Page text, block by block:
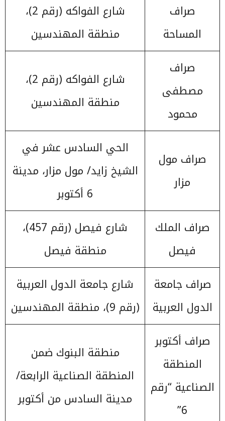
صراف
المساحة
شارع الفواكه (رقم 2)،
منطقة المهندسين
صراف
مصطفى
محمود
شارع الفواكه (رقم 2)،
منطقة المهندسين
صراف مول
مزار
الحي السادس عشر في
الشيخ زايد/ مول مزار، مدينة
6 أكتوبر
صراف الملك
فيصل
شارع فيصل (رقم 457)،
منطقة فيصل
صراف جامعة
الدول العربية
شارع جامعة الدول العربية
(رقم 9)، منطقة المهندسين
صراف أكتوبر
المنطقة
الصناعية “رقم
6”
منطقة البنوك ضمن
المنطقة الصناعية الرابعة/
مدينة السادس من أكتوبر